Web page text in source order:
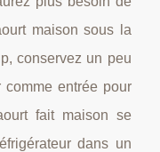
maison sous la
conservez un peu
entrée pour
fait maison se
dans un